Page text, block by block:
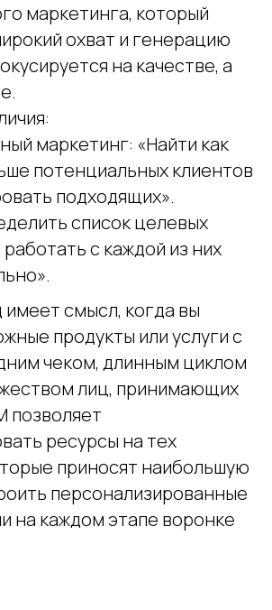
маркетинга, который
охват и генерацию
на качестве, а
маркетинг: «Найти как
потенциальных клиентов
подходящих».
список целевых
с каждой из них
имеет смысл, когда вы
продукты или услуги с
чеком, длинным циклом
лиц, принимающих
позволяет
ресурсы на тех
приносят наибольшую
персонализированные
на каждом этапе воронке